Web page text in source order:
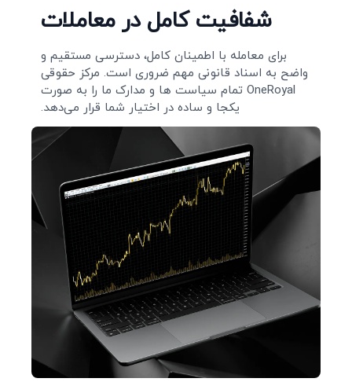
شفافیت کامل در معاملات
برای معامله با اطمینان کامل، دسترسی مستقیم و
واضح به اسناد قانونی مهم ضروری است. مرکز حقوقی
OneRoyal تمام سیاست‌ ها و مدارک ما را به‌ صورت
یکجا و ساده در اختیار شما قرار می‌دهد.